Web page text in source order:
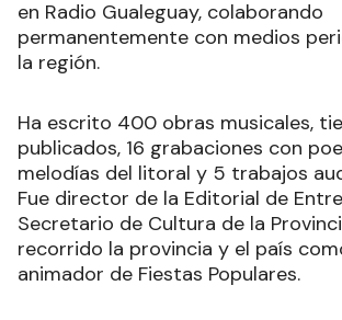
en Radio Gualeguay, colaborando
permanentemente con medios
la región.
Ha escrito 400 obras musicales,
publicados, 16 grabaciones con
melodías del litoral y 5 trabajos
Fue director de la Editorial de
Secretario de Cultura de la
recorrido la provincia y el país
animador de Fiestas Populares.